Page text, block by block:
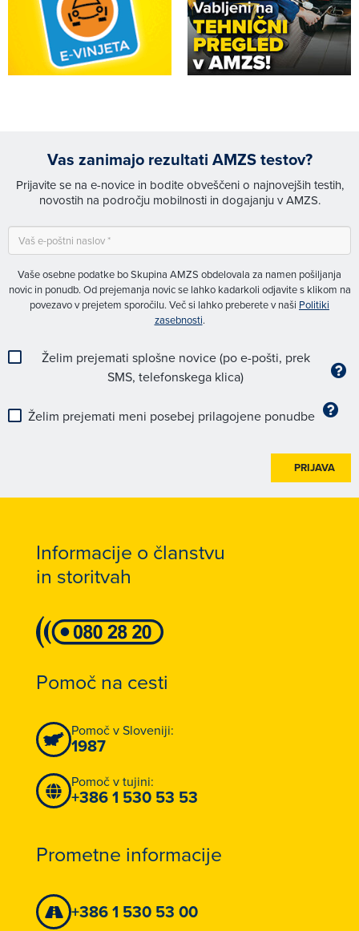
Vas zanimajo rezultati AMZS testov?
Prijavite se na e-novice in bodite obveščeni o najnovejših testih,
novostih na področju mobilnosti in dogajanju v AMZS.
Vaše osebne podatke bo Skupina AMZS obdelovala za namen pošiljanja
novic in ponudb. Od prejemanja novic se lahko kadarkoli odjavite s klikom na
povezavo v prejetem sporočilu. Več si lahko preberete v naši Politiki
zasebnosti.
Želim prejemati splošne novice (po e-pošti, prek
SMS, telefonskega klica)
Želim prejemati meni posebej prilagojene ponudbe
PRIJAVA
Informacije o članstvu
in storitvah
Pomoč na cesti
Pomoč v Sloveniji:
1987
Pomoč v tujini:
+386 1 530 53 53
Prometne informacije
+386 1 530 53 00